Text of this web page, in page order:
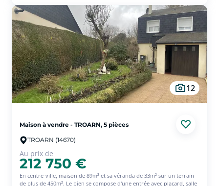
12
Maison à vendre - TROARN, 5 pièces
TROARN (14670)
Au prix de
212 750 €
En centre-ville, maison de 89m² et sa véranda de 33m² sur un terrain
de plus de 450m². Le bien se compose d'une entrée avec placard, salle